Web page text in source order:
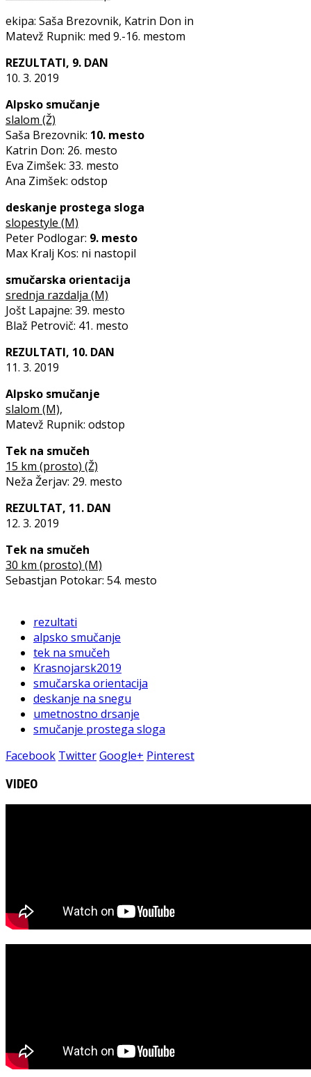
ekipa: Saša Brezovnik, Katrin Don in
Matevž Rupnik: med 9.-16. mestom
REZULTATI, 9. DAN
10. 3. 2019
Alpsko smučanje
slalom (Ž)
Saša Brezovnik: 10. mesto
Katrin Don: 26. mesto
Eva Zimšek: 33. mesto
Ana Zimšek: odstop
deskanje prostega sloga
slopestyle (M)
Peter Podlogar: 9. mesto
Max Kralj Kos: ni nastopil
smučarska orientacija
srednja razdalja (M)
Jošt Lapajne: 39. mesto
Blaž Petrovič: 41. mesto
REZULTATI, 10. DAN
11. 3. 2019
Alpsko smučanje
slalom (M),
Matevž Rupnik: odstop
Tek na smučeh
15 km (prosto) (Ž)
Neža Žerjav: 29. mesto
REZULTAT, 11. DAN
12. 3. 2019
Tek na smučeh
30 km (prosto) (M)
Sebastjan Potokar: 54. mesto
rezultati
alpsko smučanje
tek na smučeh
Krasnojarsk2019
smučarska orientacija
deskanje na snegu
umetnostno drsanje
smučanje prostega sloga
Facebook TwitterGoogle+ Pinterest
VIDEO